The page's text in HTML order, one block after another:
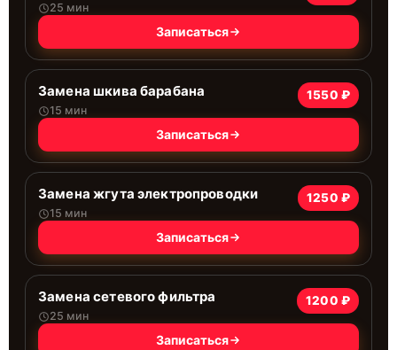
25 мин
Записаться
Замена шкива барабана
15 мин
1550 ₽
Записаться
Замена жгута электропроводки
15 мин
1250 ₽
Записаться
Замена сетевого фильтра
25 мин
1200 ₽
Записаться